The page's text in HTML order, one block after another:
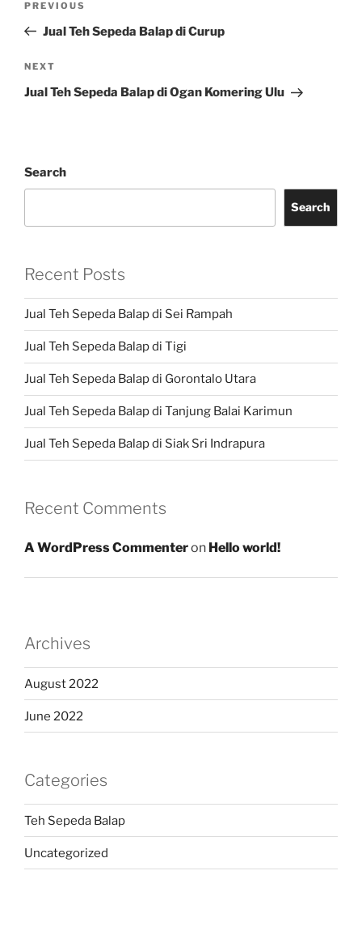
Previous
Post
PREVIOUS
Jual Teh Sepeda Balap di Curup
Next
Post
NEXT
Jual Teh Sepeda Balap di Ogan Komering Ulu
Search
Search
Recent Posts
Jual Teh Sepeda Balap di Sei Rampah
Jual Teh Sepeda Balap di Tigi
Jual Teh Sepeda Balap di Gorontalo Utara
Jual Teh Sepeda Balap di Tanjung Balai Karimun
Jual Teh Sepeda Balap di Siak Sri Indrapura
Recent Comments
A WordPress Commenteron Hello world!
Archives
August 2022
June 2022
Categories
Teh Sepeda Balap
Uncategorized